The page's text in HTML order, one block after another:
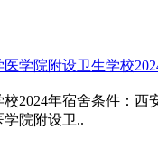
医学院附设卫生学校
2024年宿舍条件：
院附设卫..